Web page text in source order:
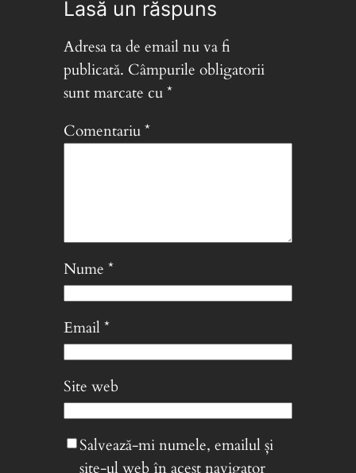
Lasă un răspuns
Adresa ta de email nu va fi
publicată. Câmpurile obligatorii
sunt marcate cu*
Comentariu*
Nume *
Email*
Site web
Salvează-mi numele, emailul și
site-ul web în acest navigator